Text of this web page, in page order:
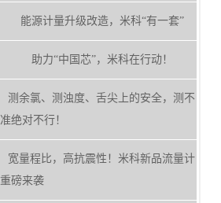
能源计量升级改造，米科“有一套”
助力“中国芯”，米科在行动！
测余氯、测浊度、舌尖上的安全，测不
准绝对不行！
宽量程比，高抗震性！米科新品流量计
重磅来袭